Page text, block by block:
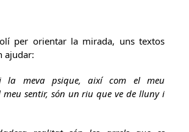
per orientar la mirada, uns textos
ajudar:
la meva psique, així com el meu
meu sentir, són un riu que ve de lluny i